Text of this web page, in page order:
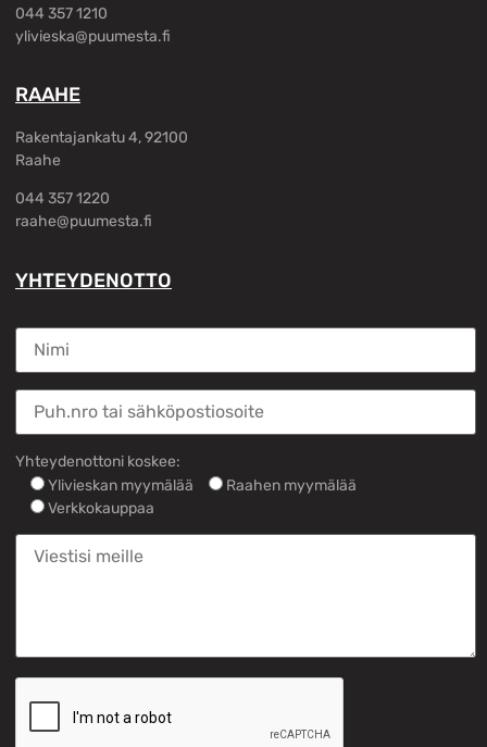
044 357 1210
ylivieska@puumesta.fi
RAAHE
Rakentajankatu 4, 92100
Raahe
044 357 1220
raahe@puumesta.fi
YHTEYDENOTTO
Yhteydenottoni koskee:
Ylivieskan myymälää
Raahen myymälää
Verkkokauppaa